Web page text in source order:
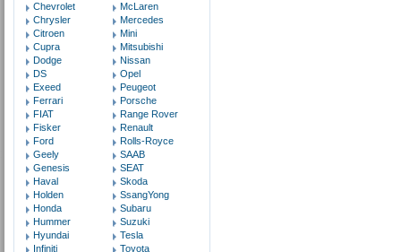
Chevrolet
Chrysler
Citroen
Cupra
Dodge
DS
Exeed
Ferrari
FIAT
Fisker
Ford
Geely
Genesis
Haval
Holden
Honda
Hummer
Hyundai
Infiniti
McLaren
Mercedes
Mini
Mitsubishi
Nissan
Opel
Peugeot
Porsche
Range Rover
Renault
Rolls-Royce
SAAB
SEAT
Skoda
SsangYong
Subaru
Suzuki
Tesla
Toyota